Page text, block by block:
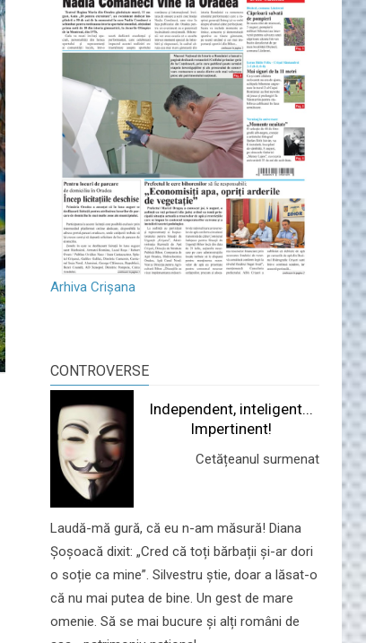
Arhiva Crișana
CONTROVERSE
Independent, inteligent...
Impertinent!
Cetățeanul surmenat
Laudă-mă gură, că eu n-am măsură! Diana
Șoșoacă dixit: „Cred că toți bărbații și-ar dori
o soție ca mine”. Silvestru știe, doar a lăsat-o
că nu mai putea de bine. Un gest de mare
omenie. Să se mai bucure și alți români de